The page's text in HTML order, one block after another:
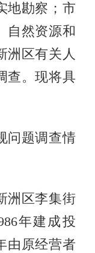
地勘察；市
自然资源和
洲区有关人
查。现将具
题调查情
区李集街
年建成投
由原经营者